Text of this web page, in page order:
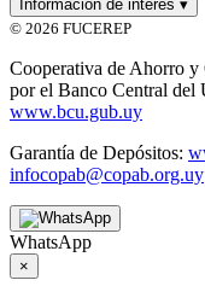
Información de interés ▾
© 2026 FUCEREP
Cooperativa de Ahorro y
por el Banco Central del
www.bcu.gub.uy
Garantía de Depósitos:
infocopab@copab.org.uy
WhatsApp
×